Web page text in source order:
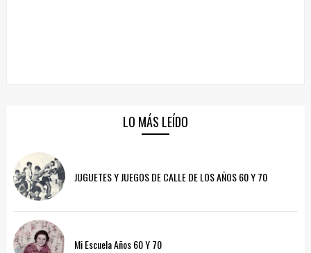
LO MÁS LEÍDO
JUGUETES Y JUEGOS DE CALLE DE LOS AÑOS 60 Y 70
Mi Escuela Años 60 Y 70